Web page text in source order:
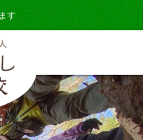
す